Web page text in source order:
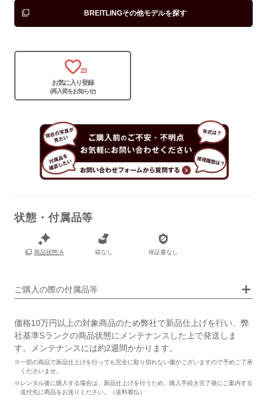
BREITLINGその他モデルを探す
23
お気に入り登録
(再入荷をお知らせ)
状態・付属品等
商品状態:A 箱なし 保証書なし
ご購入の際の付属品等
保証書
箱
価格10万円以上の対象商品のため弊社で新品仕上げを行い、弊
社基準Sランクの商品状態にメンテナンスした上で発送しま
す。メンテナンスには約2週間かかります。
※一部の商品で新品仕上げを行っても完全に取り切れない傷がございますので予めご了承
くださいませ。
※レンタル後に購入する場合は、新品仕上げを行うため、購入手続き完了後にご案内する
送付先に商品をお送りください。（送料着払）